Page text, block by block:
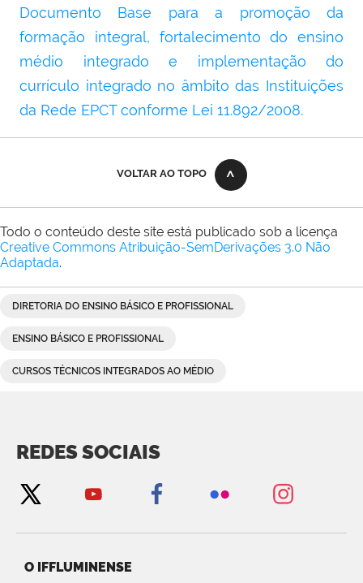
Documento Base para a promoção da
formação integral, fortalecimento do ensino
médio integrado e implementação do
currículo integrado no âmbito das Instituições
da Rede EPCT conforme Lei 11.892/2008.
VOLTAR AO TOPO
Todo o conteúdo deste site está publicado sob a licença
Creative Commons Atribuição-SemDerivações 3.0 Não
Adaptada.
DIRETORIA DO ENSINO BÁSICO E PROFISSIONAL
ENSINO BÁSICO E PROFISSIONAL
CURSOS TÉCNICOS INTEGRADOS AO MÉDIO
REDES SOCIAIS
O IFFLUMINENSE